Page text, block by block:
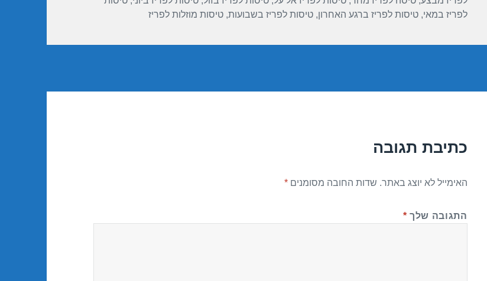
k
לפריז במאי,טיסות לפריז ברגע האחרון,טיסות לפריז בשבועות,טיסות מוזלות לפריז
כתיבת תגובה
האימייל לא יוצג באתר. שדות החובה מסומנים*
התגובה שלך *